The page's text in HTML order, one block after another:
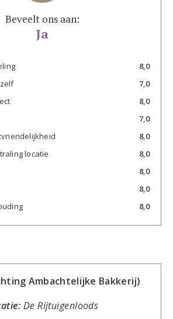
Beveelt ons aan:
Ja
8,0
7,0
8,0
7,0
8,0
locatie
8,0
8,0
8,0
8,0
Ambachtelijke Bakkerij)
De Rijtuigenloods